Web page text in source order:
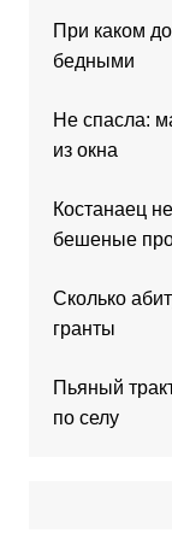
При каком
бедными
Не спасла:
из окна
Костанаец
бешеные
Сколько
гранты
Пьяный
по селу